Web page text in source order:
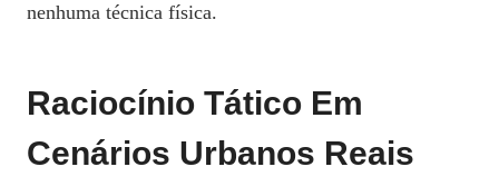
nenhuma técnica física.
Raciocínio Tático Em
Cenários Urbanos Reais